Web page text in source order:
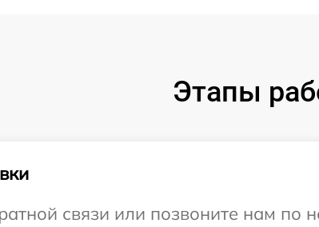
Этапы
связи или позвоните нам по